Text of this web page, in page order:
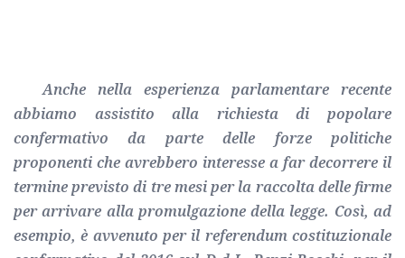
Anche nella esperienza parlamentare recente
abbiamo assistito alla richiesta di popolare
confermativo da parte delle forze politiche
proponenti che avrebbero interesse a far decorrere il
termine previsto di tre mesi per la raccolta delle firme
per arrivare alla promulgazione della legge. Così, ad
esempio, è avvenuto per il referendum costituzionale